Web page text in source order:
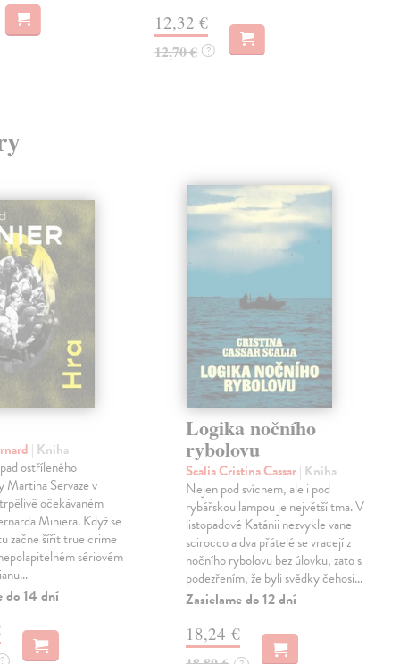
12,32 €
12,70 € ?
| Kniha
ostříleného
Martina Servaze v
očekávaném
Miniera. Když se
začne šířit true crime
sériovém
do 14 dní
?
Logika nočního
rybolovu
Scalia Cristina Cassar| Kniha
Nejen pod svícnem, ale i pod
rybářskou lampou je největší tma. V
listopadové Katánii nezvykle vane
scirocco a dva přátelé se vracejí z
nočního rybolovu bez úlovku, zato s
podezřením, že byli svědky čehosi…
Zasielame do 12 dní
18,24 €